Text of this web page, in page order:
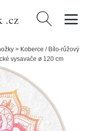
.cz Vyhledávání
> Koberce / Bílo-růžový
vysavače ø 120 cm